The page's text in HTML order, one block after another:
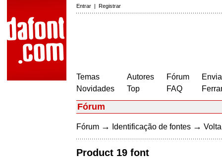
Entrar | Registrar
Temas
Novidades
Autores
Top
Fórum
FAQ
Fórum
Fórum → Identificação de fontes →
Product 19 font